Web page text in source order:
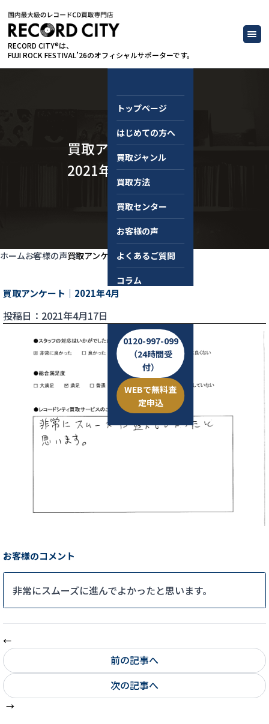
RECORD CITY®は、
FUJI ROCK FESTIVAL’26のオフィシャルサポーターです。
トップページ
はじめての方へ
買取ジャンル
買取方法
買取センター
お客様の声
よくあるご質問
コラム
0120-997-099
（24時間受
付）
WEBで無料査
定申込
買取アンケート｜
2021年4月
ホームお客様の声買取アンケート｜2021年4月
買取アンケート｜2021年4月
投稿日：2021年4月17日
お客様のコメント
非常にスムーズに進んでよかったと思います。
前の記事へ
次の記事へ